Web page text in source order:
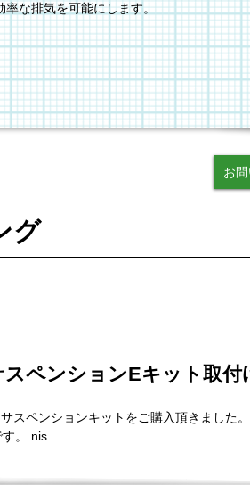
な排気を可能にします。
お
グ
ペンションEキット取付
スペンションキットをご購入頂きました
。 nis…